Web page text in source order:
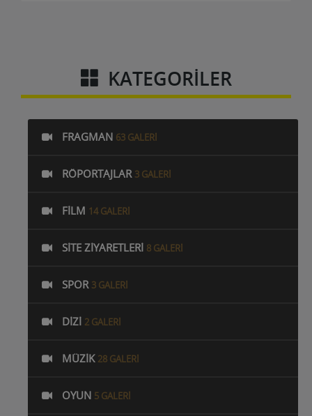
KATEGORILER
FRAGMAN 63 GALERI
RÖPORTAJLAR 3 GALERI
FILM 14 GALERI
SITE ZIYARETLERI 8 GALERI
SPOR 3 GALERI
DIZI 2 GALERI
MÜZIK 28 GALERI
OYUN 5 GALERI